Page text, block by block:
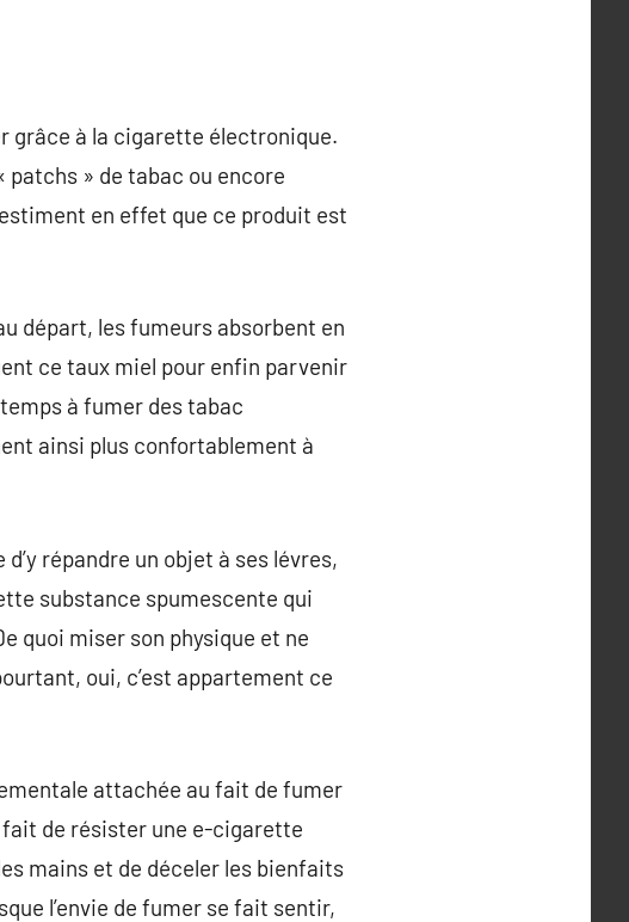
grâce à la cigarette électronique.
patchs » de tabac ou encore
en effet que ce produit est
départ, les fumeurs absorbent en
ce taux miel pour enfin parvenir
à fumer des tabac
ainsi plus confortablement à
répandre un objet à ses lévres,
substance spumescente qui
quoi miser son physique et ne
oui, c’est appartement ce
attachée au fait de fumer
fait de résister une e-cigarette
mains et de déceler les bienfaits
l’envie de fumer se fait sentir,